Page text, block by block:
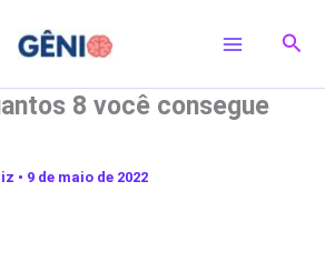
8 você consegue
• 9 de maio de 2022